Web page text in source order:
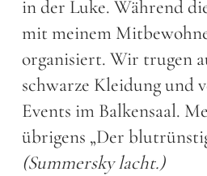
in der Luke. Während
mit meinem
organisiert. Wir trugen
schwarze Kleidung und
Events im Balkensaal.
übrigens „Der
(Summersky lacht.)